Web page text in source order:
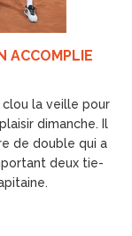
ACCOMPLIE
la veille pour
dimanche. Il
de double qui a
deux tie-